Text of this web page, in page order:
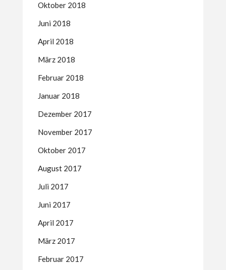
Oktober 2018
Juni 2018
April 2018
März 2018
Februar 2018
Januar 2018
Dezember 2017
November 2017
Oktober 2017
August 2017
Juli 2017
Juni 2017
April 2017
März 2017
Februar 2017